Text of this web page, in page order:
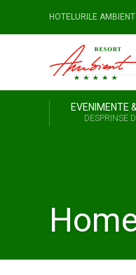
HOTELURILE AMBIENT
EVENIMENTE
DESPRINSE